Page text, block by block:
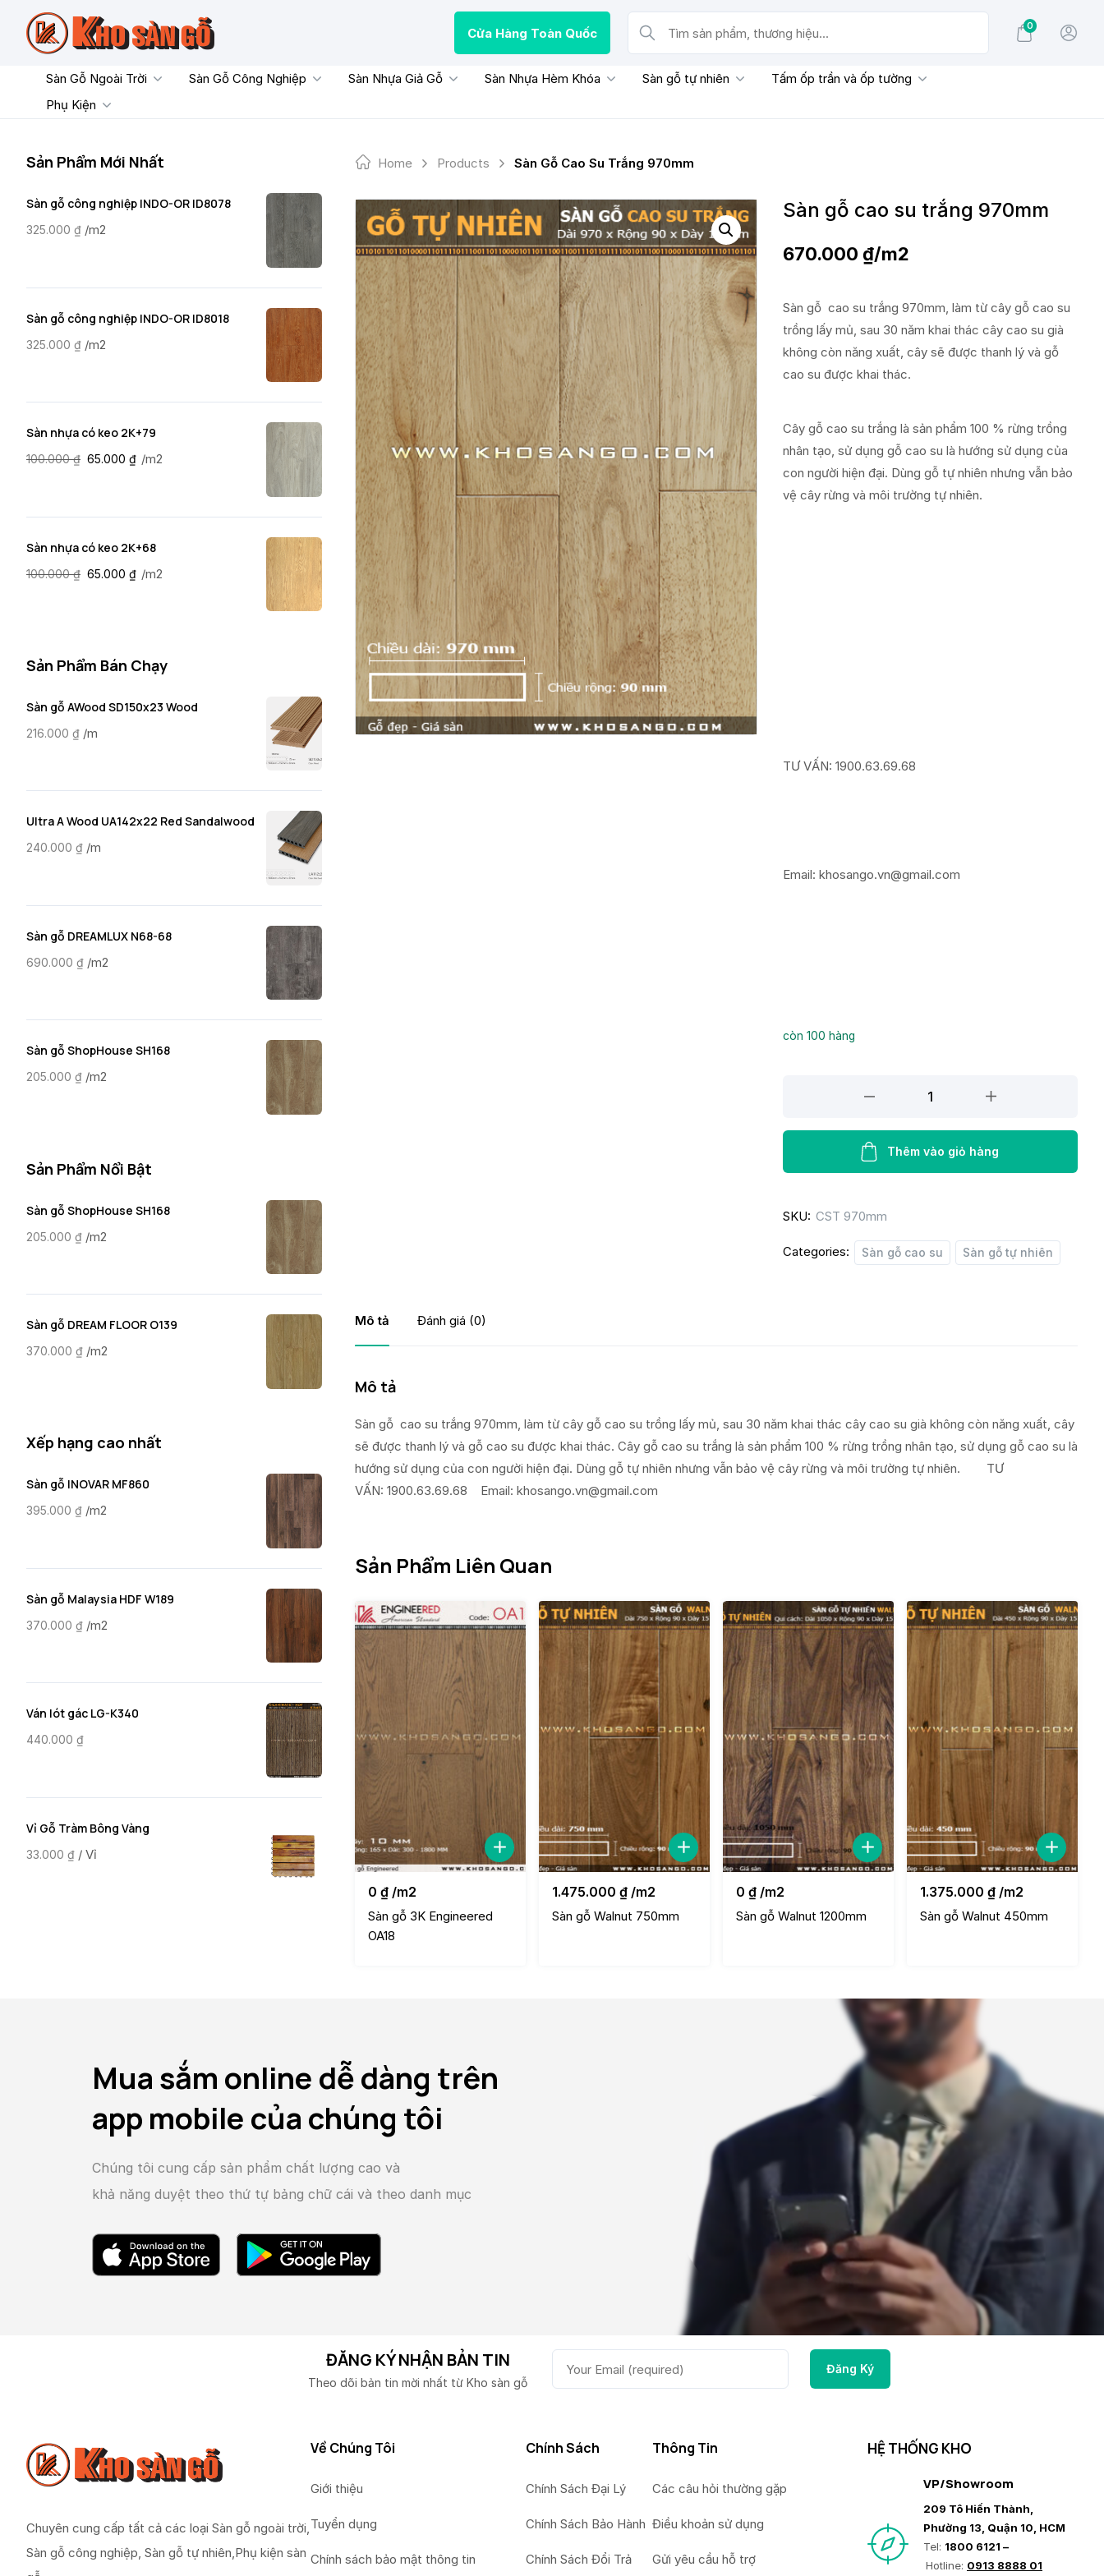
content
Cửa Hàng Toàn Quốc
Tìm sản phẩm, thương hiệu...
0
Sàn Gỗ Ngoài Trời Sàn Gỗ Công Nghiệp Sàn Nhựa Giả Gỗ Sàn Nhựa Hèm Khóa Sàn gỗ tự nhiên
Tấm ốp trần và ốp tường
Phụ Kiện
Home Products Sàn Gỗ Cao Su Trắng 970mm
Sàn gỗ cao su trắng 970mm
670.000 ₫/m2
Sàn gỗ cao su trắng 970mm, làm từ cây gỗ cao su
trồng lấy mủ, sau 30 năm khai thác cây cao su già
không còn năng xuất, cây sẽ được thanh lý và gỗ
cao su được khai thác.
Cây gỗ cao su trắng là sản phẩm 100 % rừng trồng
nhân tạo, sử dụng gỗ cao su là hướng sử dụng của
con người hiện đại. Dùng gỗ tự nhiên nhưng vẫn bảo
vệ cây rừng và môi trường tự nhiên.
TƯ VẤN: 1900.63.69.68
Email: khosango.vn@gmail.com
còn 100 hàng
cao
trắng
quantity
Thêm vào giỏ hàng
SKU: CST 970mm
Categories: Sàn gỗ cao su Sàn gỗ tự nhiên
Mô tả Đánh giá (0)
Mô tả
Sàn gỗ cao su trắng 970mm, làm từ cây gỗ cao su trồng lấy mủ, sau 30 năm khai thác cây cao su già không còn năng xuất, cây
sẽ được thanh lý và gỗ cao su được khai thác. Cây gỗ cao su trắng là sản phẩm 100 % rừng trồng nhân tạo, sử dụng gỗ cao su là
hướng sử dụng của con người hiện đại. Dùng gỗ tự nhiên nhưng vẫn bảo vệ cây rừng và môi trường tự nhiên. ​ TƯ
VẤN: 1900.63.69.68 Email: khosango.vn@gmail.com
Sản Phẩm Liên Quan
0 ₫ /m2
Sàn gỗ 3K Engineered
OA18
1.475.000 ₫ /m2
Sàn gỗ Walnut 750mm
0 ₫ /m2
Sàn gỗ Walnut 1200mm
1.375.000 ₫ /m2
Sàn gỗ Walnut 450mm
Sản Phẩm Mới Nhất
Sàn gỗ công nghiệp INDO-OR ID8078
325.000 ₫ /m2
Sàn gỗ công nghiệp INDO-OR ID8018
325.000 ₫ /m2
Sàn nhựa có keo 2K+79
100.000₫ 65.000 ₫ /m2
Sàn nhựa có keo 2K+68
100.000₫ 65.000 ₫ /m2
Sản Phẩm Bán Chạy
Sàn gỗ AWood SD150x23 Wood
216.000 ₫ /m
Ultra A Wood UA142x22 Red Sandalwood
240.000 ₫ /m
Sàn gỗ DREAMLUX N68-68
690.000 ₫ /m2
Sàn gỗ ShopHouse SH168
205.000 ₫ /m2
Sản Phẩm Nổi Bật
Sàn gỗ ShopHouse SH168
205.000 ₫ /m2
Sàn gỗ DREAM FLOOR O139
370.000 ₫ /m2
Xếp hạng cao nhất
Sàn gỗ INOVAR MF860
395.000 ₫ /m2
Sàn gỗ Malaysia HDF W189
370.000 ₫ /m2
Ván lót gác LG-K340
440.000 ₫
Vỉ Gỗ Tràm Bông Vàng
33.000 ₫ / Vỉ
Mua sắm online dễ dàng trên
app mobile của chúng tôi
Chúng tôi cung cấp sản phẩm chất lượng cao và
khả năng duyệt theo thứ tự bảng chữ cái và theo danh mục
ĐĂNG KÝ NHẬN BẢN TIN
Theo dõi bản tin mời nhất từ Kho sàn gỗ
Chuyên cung cấp tất cả các loại Sàn gỗ ngoài trời,
Sàn gỗ công nghiệp, Sàn gỗ tự nhiên,Phụ kiện sàn
Về Chúng Tôi
Giới thiệu
Tuyển dụng
Chính sách bảo mật thông tin
Chính Sách
Chính Sách Đại Lý
Chính Sách Bảo Hành
Chính Sách Đổi Trả
Thông Tin
Các câu hỏi thường gặp
Điều khoản sử dụng
Gửi yêu cầu hỗ trợ
HỆ THỐNG KHO
VP/Showroom
209 Tô Hiến Thành,
Phường 13, Quận 10, HCM
Tel: 1800 6121 –
Hotline: 0913 8888 01